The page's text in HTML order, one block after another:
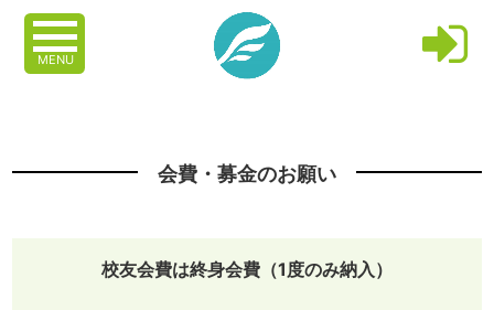
MENU
会費・募金のお願い
校友会費は終身会費（1度のみ納入）